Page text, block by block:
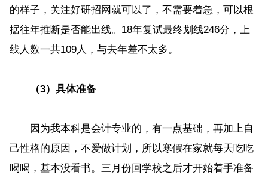
的样子，关注好研招网就可以了，不需要着急，可以根
据往年推断是否能出线。18年复试最终划线246分，上
线人数一共109人，与去年差不太多。
（3）具体准备
因为我本科是会计专业的，有一点基础，再加上自
己性格的原因，不爱做计划，所以寒假在家就每天吃吃
喝喝，基本没看书。三月份回学校之后才开始着手准备